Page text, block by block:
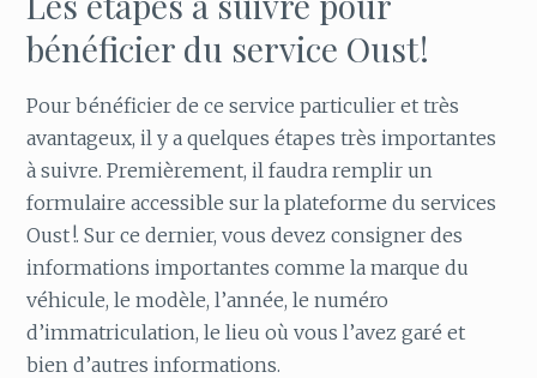
bénéficier du service Oust !
Pour bénéficier de ce service particulier et très
avantageux, il y a quelques étapes très importantes
à suivre. Premièrement, il faudra remplir un
formulaire accessible sur la plateforme du services
Oust !. Sur ce dernier, vous devez consigner des
informations importantes comme la marque du
véhicule, le modèle, l’année, le numéro
d’immatriculation, le lieu où vous l’avez garé et
bien d’autres informations.